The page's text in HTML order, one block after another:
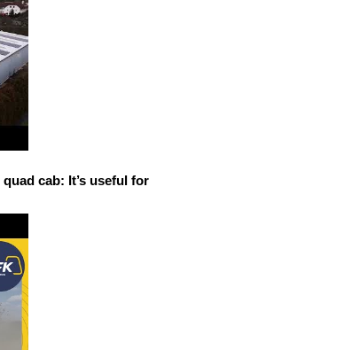
cab: It’s useful for